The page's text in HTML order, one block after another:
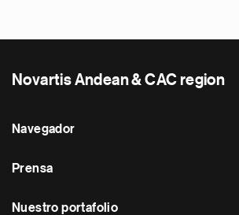
Novartis Andean & CAC region
Navegador
Prensa
Nuestro portafolio